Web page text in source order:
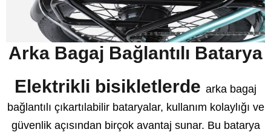
Arka Bagaj Bağlantılı Batarya
Elektrikli bisikletlerde arka bagaj
bağlantılı çıkartılabilir bataryalar, kullanım kolaylığı ve
güvenlik açısından birçok avantaj sunar. Bu batarya